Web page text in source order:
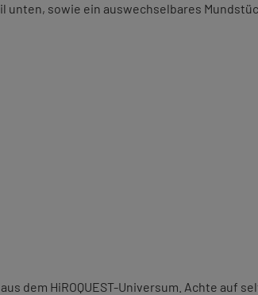
sowie ein auswechselbares
dem HiROQUEST-Universum. Achte auf